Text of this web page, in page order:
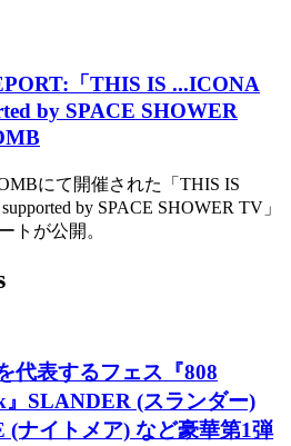
「THIS IS ...ICONA
by SPACE SHOWER
にて開催された「THIS IS
by SPACE SHOWER TV」
トが公開。
代表するフェス『808
』SLANDER (スランダー)
ナイトメア) など豪華第1弾